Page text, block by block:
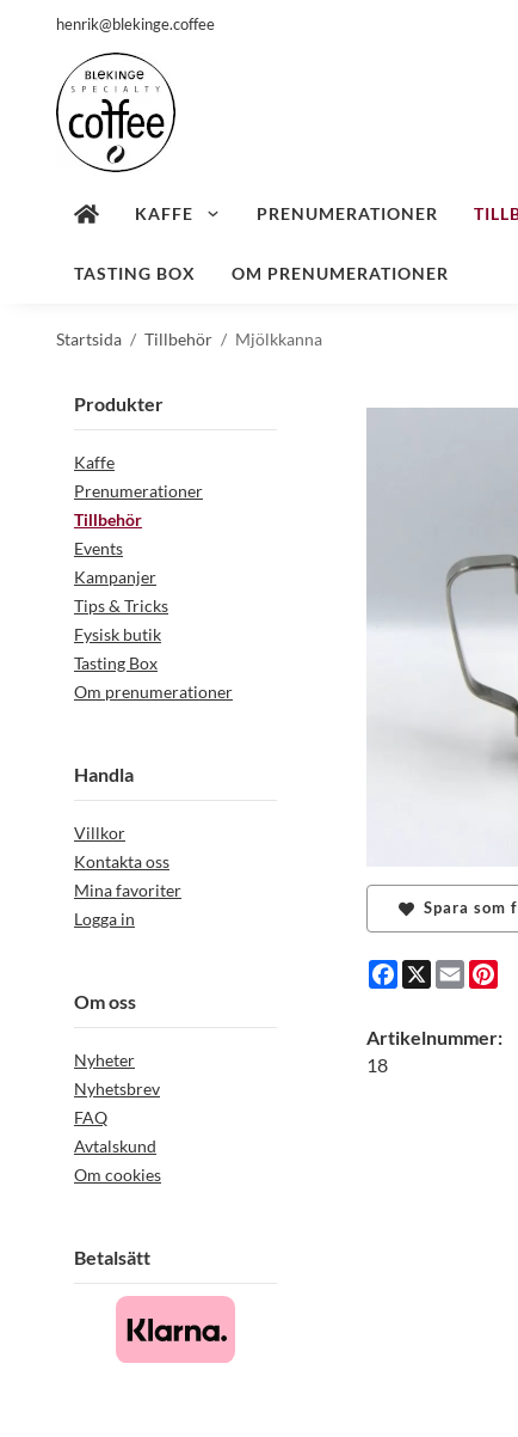
henrik@blekinge.coffee
KAFFE PRENUMERATIONER
TASTING BOX OM PRENUMERATIONER
Startsida / Tillbehör / Mjölkkanna
Produkter
Kaffe
Prenumerationer
Tillbehör
Events
Kampanjer
Tips & Tricks
Fysisk butik
Tasting Box
Om prenumerationer
Handla
Villkor
Kontakta oss
Mina favoriter
Logga in
Om oss
Nyheter
Nyhetsbrev
FAQ
Avtalskund
Om cookies
Betalsätt
Spara som
Facebook
X Email
Artikelnummer:
18